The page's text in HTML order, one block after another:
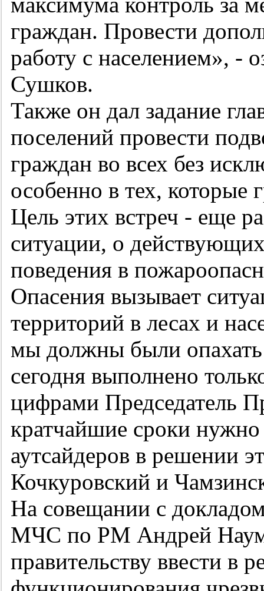
граждан. Провести
работу с населением», -
Сушков.
Также он дал задание
поселений провести
граждан во всех без
особенно в тех, которые
Цель этих встреч - еще
ситуации, о
поведения в
Опасения вызывает
территорий в лесах и
мы должны были
сегодня выполнено
цифрами Председатель
кратчайшие сроки
аутсайдеров в решении
Кочкуровский и
На совещании с
МЧС по РМ Андрей
правительству ввести в